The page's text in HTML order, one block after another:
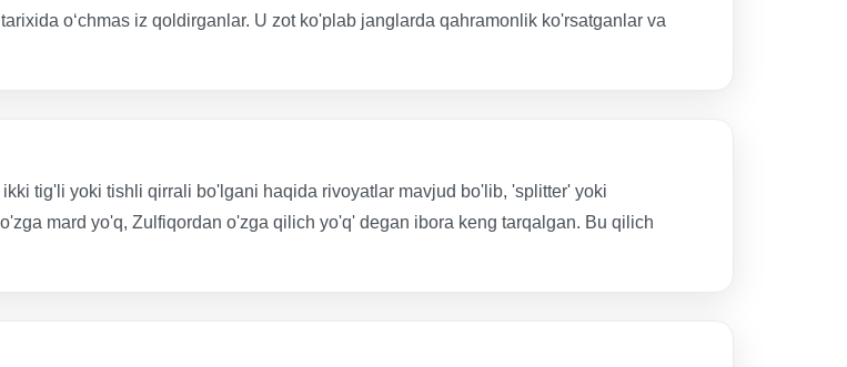
o‘chmas iz qoldirganlar. U zot ko'plab janglarda qahramonlik ko'rsatganlar va
tig'li yoki tishli qirrali bo'lgani haqida rivoyatlar mavjud bo'lib, 'splitter' yoki
mard yo'q, Zulfiqordan o'zga qilich yo'q' degan ibora keng tarqalgan. Bu qilich